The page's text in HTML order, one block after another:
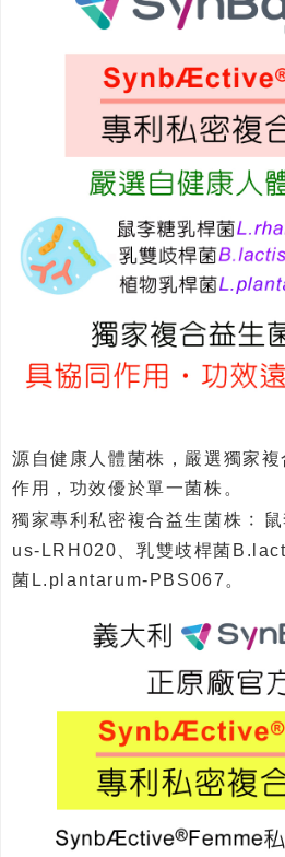
源自健康人體菌株，嚴選獨家複
作用，功效優於單一菌株。
獨家專利私密複合益生菌株 ﹕
us-LRH020、乳雙歧桿菌
菌L.plantarum-PBS067。